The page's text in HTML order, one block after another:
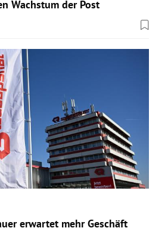
Wachstum der Post
erwartet mehr Geschäft